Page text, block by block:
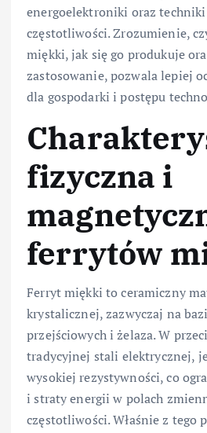
energoelektroniki oraz
częstotliwości. Zrozumienie,
miękki, jak się go produkuje
zastosowanie, pozwala lepiej
dla gospodarki i postępu
fizyczna i
ferrytów
Ferryt miękki to ceramiczny
krystalicznej, zazwyczaj na
przejściowych i żelaza. W
tradycyjnej stali elektrycznej,
wysokiej rezystywności, co
i straty energii w polach
częstotliwości. Właśnie z tego